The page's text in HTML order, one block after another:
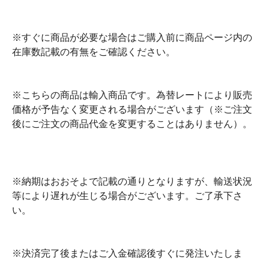
※すぐに商品が必要な場合はご購入前に商品ページ内の
在庫数記載の有無をご確認ください。
※こちらの商品は輸入商品です。為替レートにより販売
価格が予告なく変更される場合がございます（※ご注文
後にご注文の商品代金を変更することはありません）。
※納期はおおそよで記載の通りとなりますが、輸送状況
等により遅れが生じる場合がございます。ご了承下さ
い。
※決済完了後またはご入金確認後すぐに発注いたしま